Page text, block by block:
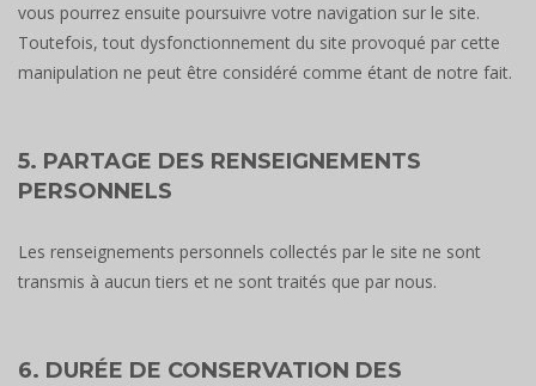
vous pourrez ensuite poursuivre votre navigation sur le site.
Toutefois, tout dysfonctionnement du site provoqué par cette
manipulation ne peut être considéré comme étant de notre fait.
5. PARTAGE DES RENSEIGNEMENTS
PERSONNELS
Les renseignements personnels collectés par le site ne sont
transmis à aucun tiers et ne sont traités que par nous.
6. DURÉE DE CONSERVATION DES